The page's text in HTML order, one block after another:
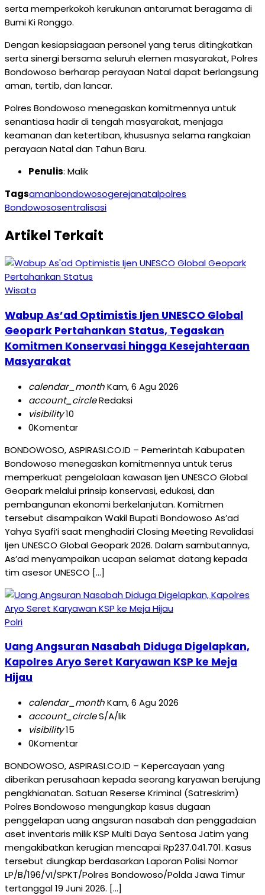
serta memperkokoh kerukunan antarumat beragama di
Bumi Ki Ronggo.
Dengan kesiapsiagaan personel yang terus ditingkatkan
serta sinergi bersama seluruh elemen masyarakat, Polres
Bondowoso berharap perayaan Natal dapat berlangsung
aman, tertib, dan lancar.
Polres Bondowoso menegaskan komitmennya untuk
senantiasa hadir di tengah masyarakat, menjaga
keamanan dan ketertiban, khususnya selama rangkaian
perayaan Natal dan Tahun Baru.
Penulis: Malik
Tagsamanbondowosogerejanatalpolres
Bondowososentralisasi
Artikel Terkait
Wisata
Wabup As’ad Optimistis Ijen UNESCO Global
Geopark Pertahankan Status, Tegaskan
Komitmen Konservasi hingga Kesejahteraan
Masyarakat
calendar_monthKam, 6 Agu 2026
account_circleRedaksi
visibility10
0Komentar
BONDOWOSO, ASPIRASI.CO.ID – Pemerintah Kabupaten
Bondowoso menegaskan komitmennya untuk terus
memperkuat pengelolaan kawasan Ijen UNESCO Global
Geopark melalui prinsip konservasi, edukasi, dan
pembangunan ekonomi berkelanjutan. Komitmen
tersebut disampaikan Wakil Bupati Bondowoso As’ad
Yahya Syafi’i saat menghadiri Closing Meeting Revalidasi
Ijen UNESCO Global Geopark 2026. Dalam sambutannya,
As’ad menyampaikan ucapan selamat datang kepada
tim asesor UNESCO […]
Polri
Uang Angsuran Nasabah Diduga Digelapkan,
Kapolres Aryo Seret Karyawan KSP ke Meja
Hijau
calendar_monthKam, 6 Agu 2026
account_circleS/A/lik
visibility15
0Komentar
BONDOWOSO, ASPIRASI.CO.ID – Kepercayaan yang
diberikan perusahaan kepada seorang karyawan berujung
pengkhianatan. Satuan Reserse Kriminal (Satreskrim)
Polres Bondowoso mengungkap kasus dugaan
penggelapan uang angsuran nasabah dan penggadaian
aset inventaris milik KSP Multi Daya Sentosa Jatim yang
mengakibatkan kerugian mencapai Rp237.041.701. Kasus
tersebut diungkap berdasarkan Laporan Polisi Nomor
LP/B/196/VI/SPKT/Polres Bondowoso/Polda Jawa Timur
tertanggal 19 Juni 2026. […]